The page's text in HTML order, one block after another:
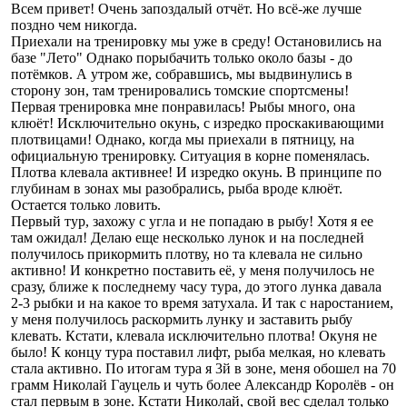
Всем привет! Очень запоздалый отчëт. Но всë-же лучше
поздно чем никогда.
Приехали на тренировку мы уже в среду! Остановились на
базе "Лето" Однако порыбачить только около базы - до
потëмков. А утром же, собравшись, мы выдвинулись в
сторону зон, там тренировались томские спортсмены!
Первая тренировка мне понравилась! Рыбы много, она
клюëт! Исключительно окунь, с изредко проскакивающими
плотвицами! Однако, когда мы приехали в пятницу, на
официальную тренировку. Ситуация в корне поменялась.
Плотва клевала активнее! И изредко окунь. В принципе по
глубинам в зонах мы разобрались, рыба вроде клюëт.
Остается только ловить.
Первый тур, захожу с угла и не попадаю в рыбу! Хотя я ее
там ожидал! Делаю еще несколько лунок и на последней
получилось прикормить плотву, но та клевала не сильно
активно! И конкретно поставить еë, у меня получилось не
сразу, ближе к последнему часу тура, до этого лунка давала
2-3 рыбки и на какое то время затухала. И так с наростанием,
у меня получилось раскормить лунку и заставить рыбу
клевать. Кстати, клевала исключительно плотва! Окуня не
было! К концу тура поставил лифт, рыба мелкая, но клевать
стала активно. По итогам тура я 3й в зоне, меня обошел на 70
грамм Николай Гауцель и чуть более Александр Королëв - он
стал первым в зоне. Кстати Николай, свой вес сделал только